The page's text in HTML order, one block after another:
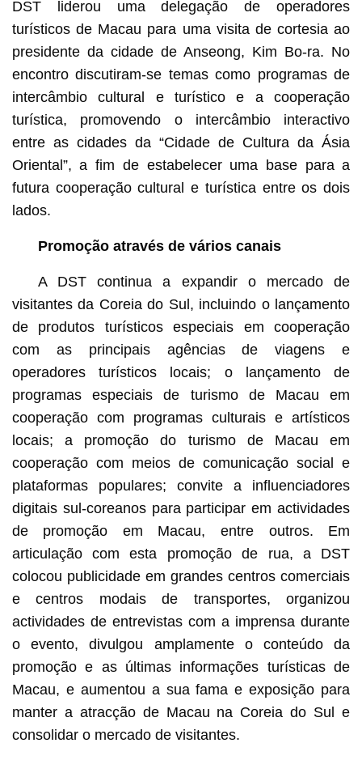
DST liderou uma delegação de operadores
turísticos de Macau para uma visita de cortesia ao
presidente da cidade de Anseong, Kim Bo-ra. No
encontro discutiram-se temas como programas de
intercâmbio cultural e turístico e a cooperação
turística, promovendo o intercâmbio interactivo
entre as cidades da “Cidade de Cultura da Ásia
Oriental”, a fim de estabelecer uma base para a
futura cooperação cultural e turística entre os dois
lados.
Promoção através de vários canais
A DST continua a expandir o mercado de
visitantes da Coreia do Sul, incluindo o lançamento
de produtos turísticos especiais em cooperação
com as principais agências de viagens e
operadores turísticos locais; o lançamento de
programas especiais de turismo de Macau em
cooperação com programas culturais e artísticos
locais; a promoção do turismo de Macau em
cooperação com meios de comunicação social e
plataformas populares; convite a influenciadores
digitais sul-coreanos para participar em actividades
de promoção em Macau, entre outros. Em
articulação com esta promoção de rua, a DST
colocou publicidade em grandes centros comerciais
e centros modais de transportes, organizou
actividades de entrevistas com a imprensa durante
o evento, divulgou amplamente o conteúdo da
promoção e as últimas informações turísticas de
Macau, e aumentou a sua fama e exposição para
manter a atracção de Macau na Coreia do Sul e
consolidar o mercado de visitantes.